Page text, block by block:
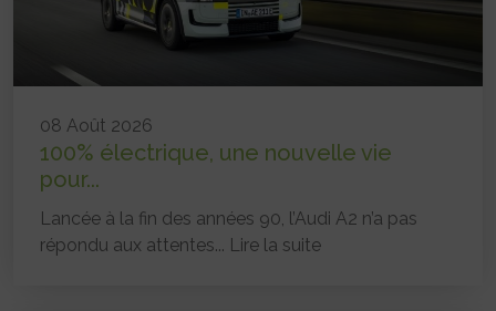
08 Août 2026
100% électrique, une nouvelle vie
pour...
Lancée à la fin des années 90, l’Audi A2 n’a pas
répondu aux attentes... Lire la suite